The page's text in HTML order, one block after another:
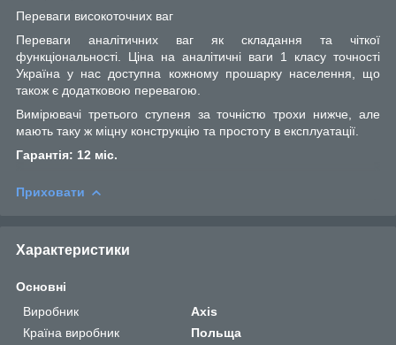
Переваги високоточних ваг
Переваги аналітичних ваг як складання та чіткої
функціональності. Ціна на аналітичні ваги 1 класу точності
Україна у нас доступна кожному прошарку населення, що
також є додатковою перевагою.
Вимірювачі третього ступеня за точністю трохи нижче, але
мають таку ж міцну конструкцію та простоту в експлуатації.
Гарантія: 12 міс.
Приховати
Характеристики
Основні
Виробник
Axis
Країна виробник
Польща